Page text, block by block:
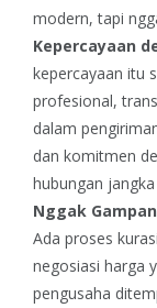
modern, tapi
Kepercayaan
kepercayaan itu
profesional,
dalam
dan komitmen
hubungan
Nggak
Ada proses
negosiasi harga
pengusaha